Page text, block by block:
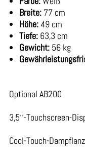
Breite: 77 cm
Höhe:49 cm
Tiefe: 63,3 cm
Gewicht: 56 kg
Optional AB200
3,5‘‘-Touchscreen-
Cool-Touch-